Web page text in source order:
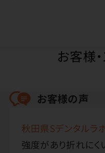
お客様
お客様の声
秋田県Sデンタルラ
強度があり折れにく